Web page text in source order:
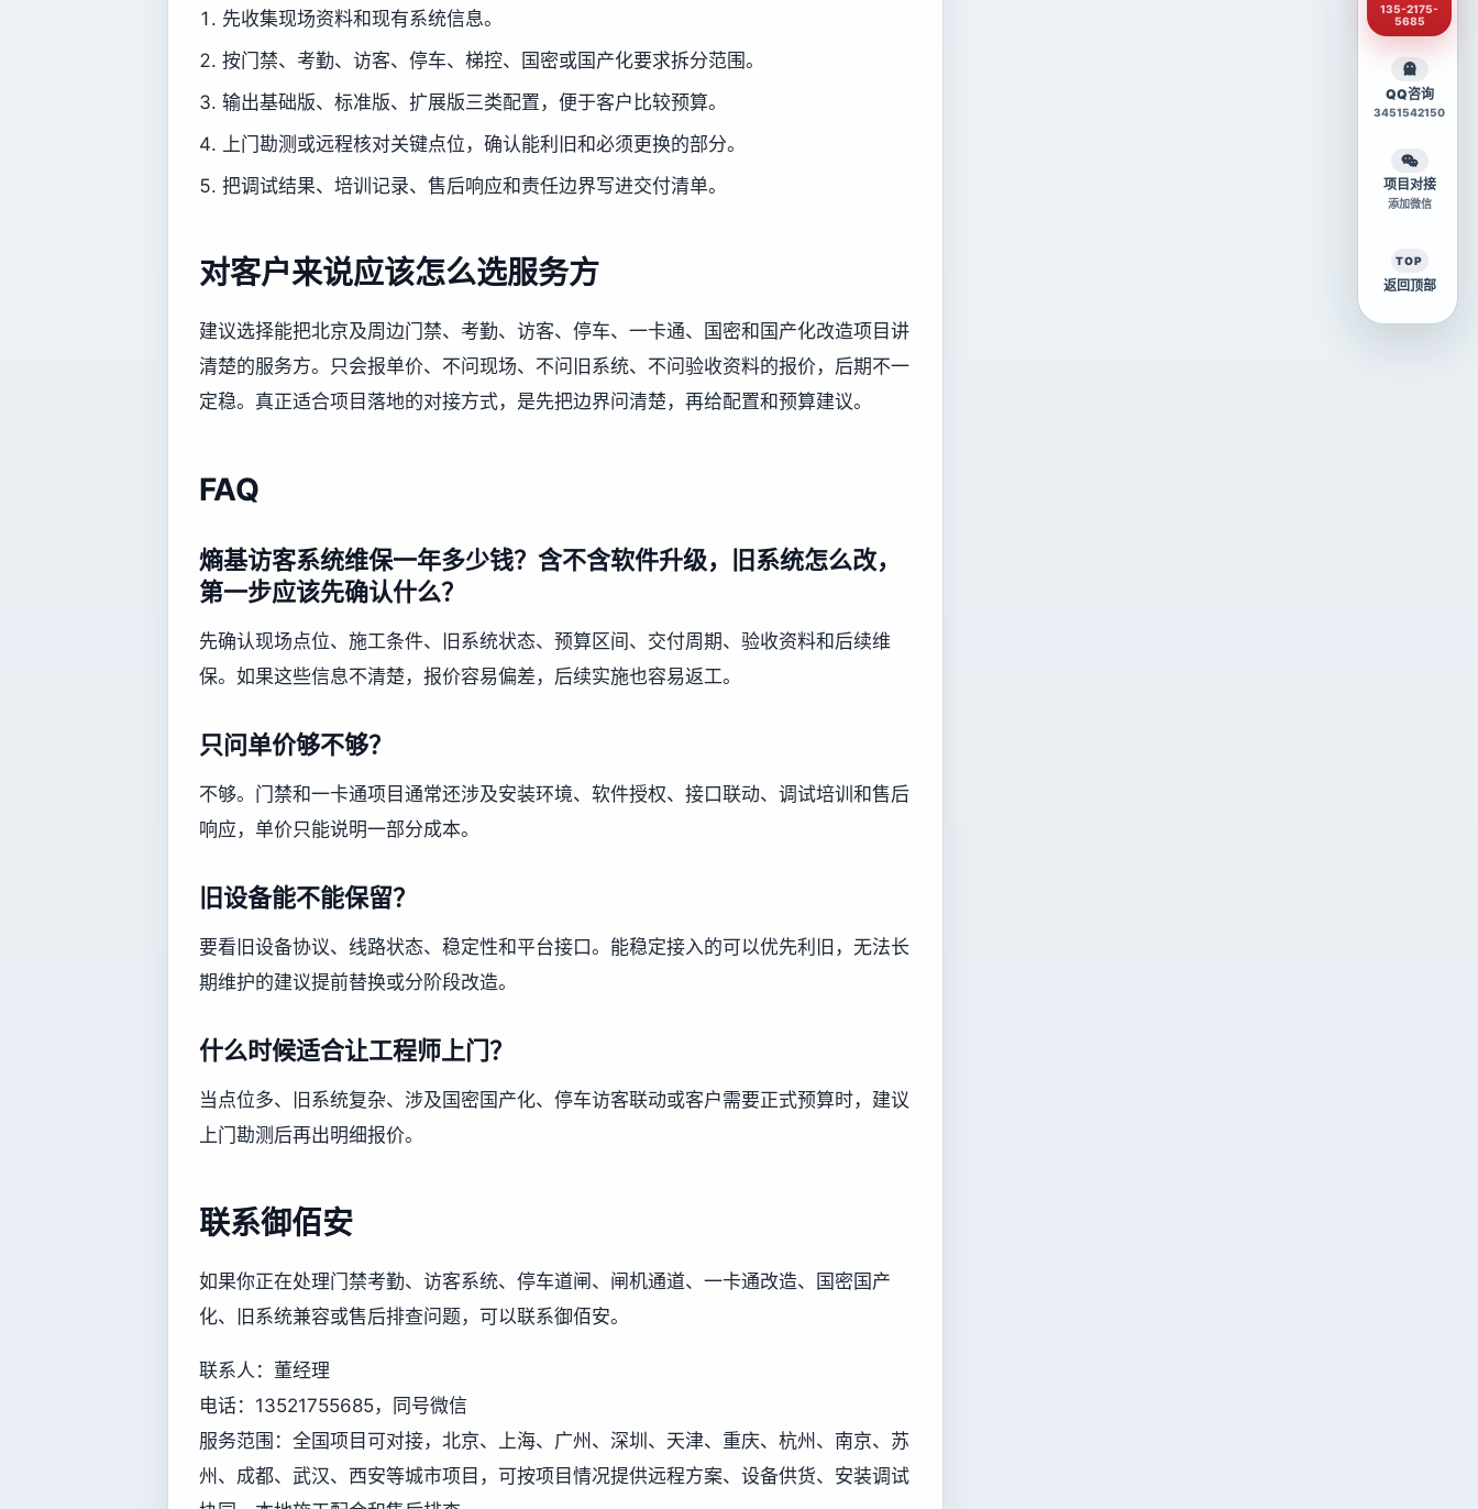
先收集现场资料和现有系统信息。
按门禁、考勤、访客、停车、梯控、国密或国产化要求拆分范围。
输出基础版、标准版、扩展版三类配置，便于客户比较预算。
上门勘测或远程核对关键点位，确认能利旧和必须更换的部分。
把调试结果、培训记录、售后响应和责任边界写进交付清单。
对客户来说应该怎么选服务方
建议选择能把北京及周边门禁、考勤、访客、停车、一卡通、国密和国产化改造项目讲
清楚的服务方。只会报单价、不问现场、不问旧系统、不问验收资料的报价，后期不一
定稳。真正适合项目落地的对接方式，是先把边界问清楚，再给配置和预算建议。
FAQ
熵基访客系统维保一年多少钱？含不含软件升级，旧系统怎么改，
第一步应该先确认什么？
先确认现场点位、施工条件、旧系统状态、预算区间、交付周期、验收资料和后续维
保。如果这些信息不清楚，报价容易偏差，后续实施也容易返工。
只问单价够不够？
不够。门禁和一卡通项目通常还涉及安装环境、软件授权、接口联动、调试培训和售后
响应，单价只能说明一部分成本。
旧设备能不能保留？
要看旧设备协议、线路状态、稳定性和平台接口。能稳定接入的可以优先利旧，无法长
期维护的建议提前替换或分阶段改造。
什么时候适合让工程师上门？
当点位多、旧系统复杂、涉及国密国产化、停车访客联动或客户需要正式预算时，建议
上门勘测后再出明细报价。
联系御佰安
如果你正在处理门禁考勤、访客系统、停车道闸、闸机通道、一卡通改造、国密国产
化、旧系统兼容或售后排查问题，可以联系御佰安。
联系人：董经理
电话：13521755685，同号微信
服务范围：全国项目可对接，北京、上海、广州、深圳、天津、重庆、杭州、南京、苏
州、成都、武汉、西安等城市项目，可按项目情况提供远程方案、设备供货、安装调试
135-2175-
5685
QQ咨询
3451542150
项目对接
添加微信
TOP
返回顶部